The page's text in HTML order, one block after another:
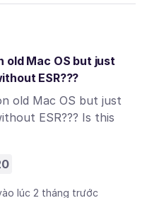
old Mac OS but just
ESR???
old Mac OS but just
ESR??? Is this
lúc 2 tháng trước